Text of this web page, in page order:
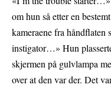
om hun så etter en
kameraene fra håndflaten
instigator…» Hun
skjermen på gulvlampa
over at den var der. Det